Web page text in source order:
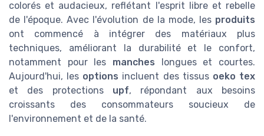
colorés et audacieux, reflétant l'esprit libre et rebelle
de l'époque. Avec l'évolution de la mode, les produits
ont commencé à intégrer des matériaux plus
techniques, améliorant la durabilité et le confort,
notamment pour les manches longues et courtes.
Aujourd'hui, les options incluent des tissus oeko tex
et des protections upf, répondant aux besoins
croissants des consommateurs soucieux de
l'environnement et de la santé.